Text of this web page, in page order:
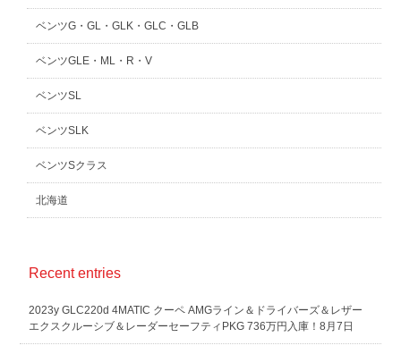
ベンツG・GL・GLK・GLC・GLB
ベンツGLE・ML・R・V
ベンツSL
ベンツSLK
ベンツSクラス
北海道
Recent entries
2023y GLC220d 4MATIC クーペ AMGライン＆ドライバーズ＆レザー
エクスクルーシブ＆レーダーセーフティPKG 736万円入庫！8月7日